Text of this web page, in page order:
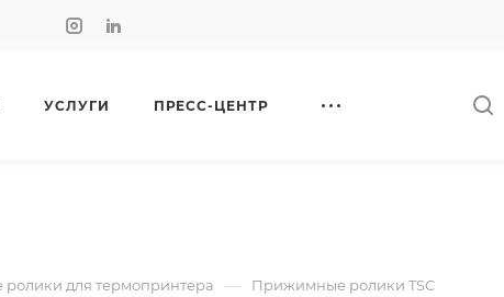
УСЛУГИ ПРЕСС-ЦЕНТР
для термопринтера — Прижимные ролики TSC